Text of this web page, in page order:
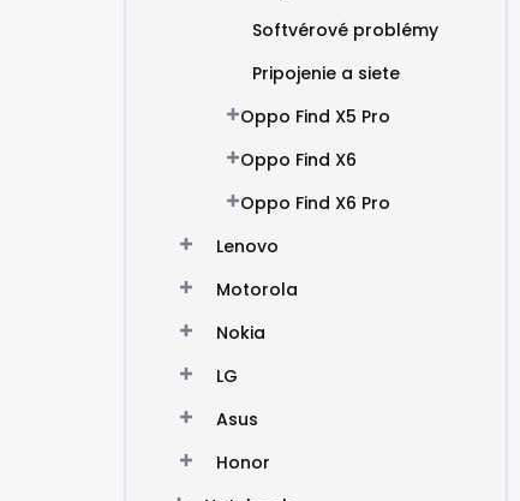
Softvérové problémy
Pripojenie a siete
Oppo Find X5 Pro
Oppo Find X6
Oppo Find X6 Pro
Lenovo
Motorola
Nokia
LG
Asus
Honor